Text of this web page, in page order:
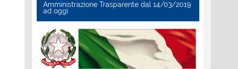
Amministrazione Trasparente dal 14/03/2019
ad oggi